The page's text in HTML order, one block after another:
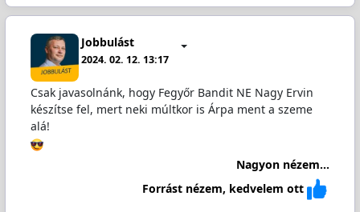
Jobbulást
2024. 02. 12. 13:17
Csak javasolnánk, hogy Fegyőr Bandit NE Nagy Ervin
készítse fel, mert neki múltkor is Árpa ment a szeme
alá!
Nagyon nézem...
Forrást nézem, kedvelem ott